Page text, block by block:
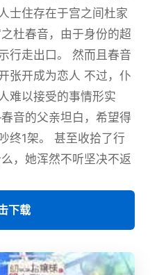
士住存在于宫之间杜家
杜春音，由于身份的超
行走出口。 然而且春音
张开成为恋人 不过，仆
难以接受的事情形实
音的父亲坦白，希望得
终1架。 甚至收拾了行
，她浑然不听坚决不返
下载